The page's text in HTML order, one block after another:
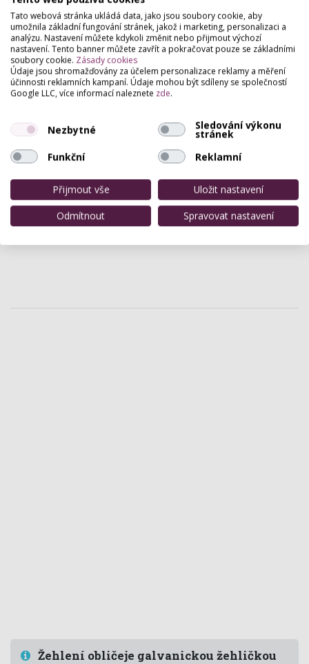
Osvobozená 126, Klášterec Nad Ohří
Permanentní makeup a kosmetická péče.
Derma Esthetic Centrum
Dlouhá 27 , Cheb
Syncare.
Žehlení obličeje galvanickou žehličkou
Tato webová stránka ukládá data, jako jsou soubory cookie, aby
umožnila základní fungování stránek, jakož i marketing, personalizaci a
analýzu. Nastavení můžete kdykoli změnit nebo přijmout výchozí
nastavení. Tento banner můžete zavřít a pokračovat pouze se základními
soubory cookie. Zásady cookies
Údaje jsou shromažďovány za účelem personalizace reklamy a měření
účinnosti reklamních kampaní. Údaje mohou být sdíleny se společností
Google LLC, více informací naleznete zde.
Nezbytné Sledování výkonu
stránek
Funkční
Reklamní
Přijmout vše
Uložit nastavení
Odmítnout
Spravovat nastavení